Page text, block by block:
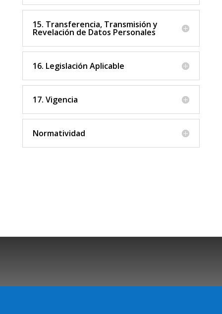
15. Transferencia, Transmisión y
Revelación de Datos Personales
16. Legislación Aplicable
17. Vigencia
Normatividad